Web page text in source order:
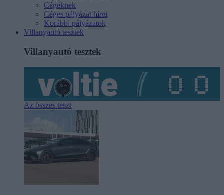
Cégeknek
Céges pályázat hírei
Korábbi pályázatok
Villanyautó tesztek
Villanyautó tesztek
Az összes teszt